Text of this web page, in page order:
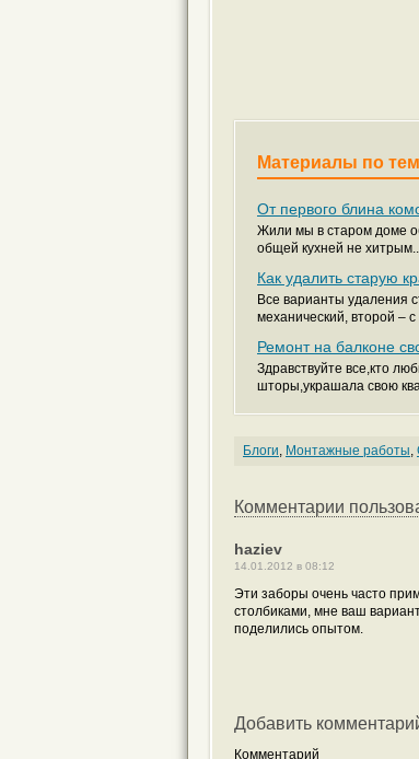
Материалы по
От первого блина
Жили мы в старом доме
общей кухней не
Как удалить старую
Все варианты удаления
механический, второй –
Ремонт на балконе
Здравствуйте все,кто
шторы,украшала свою
Блоги, Монтажные работы,
Комментарии
haziev
14.01.2012 в 08:12
Эти заборы очень часто
столбиками, мне ваш
поделились опытом.
Добавить
Комментарий